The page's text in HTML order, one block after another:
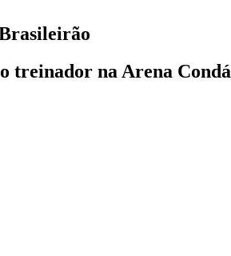
treinador na Arena Condá